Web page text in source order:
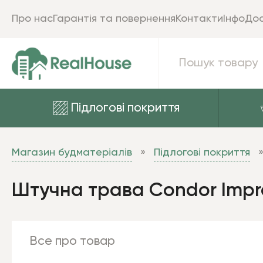
Підлогові покриття
Про насГарантія та поверненняКонтакти Інфо
Магазин будматеріалів Підлогові покриття
Штучна трава Condor
Все про товар